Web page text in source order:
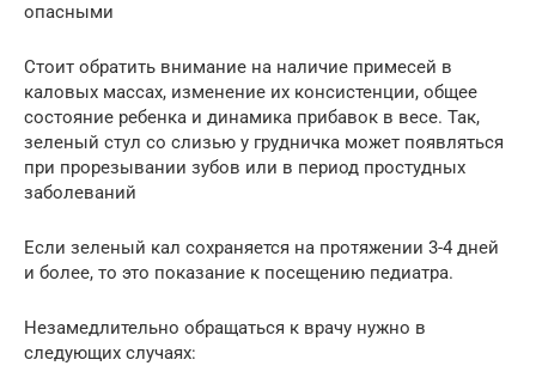
опасными
Стоит обратить внимание на наличие примесей в
каловых массах, изменение их консистенции, общее
состояние ребенка и динамика прибавок в весе. Так,
зеленый стул со слизью у грудничка может появляться
при прорезывании зубов или в период простудных
заболеваний
Если зеленый кал сохраняется на протяжении 3-4 дней
и более, то это показание к посещению педиатра.
Незамедлительно обращаться к врачу нужно в
следующих случаях: